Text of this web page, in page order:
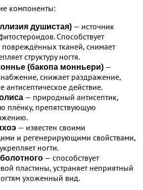
компоненты:
душистая) — источник
Способствует
тканей, снимает
структуру ногтя.
(бакопа монньери) —
снижает раздражение,
антисептическое действие.
— природный антисептик,
плёнку, препятствующую
— известен своими
и регенерирующими свойствами,
ногти.
— способствует
пластины, устраняет неприятный
ухоженный вид.